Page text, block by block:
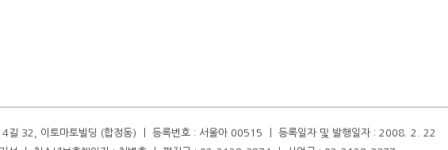
4길 32, 이토마토빌딩 (합정동) ㅣ 등록번호 : 서울아 00515 ㅣ 등록일자 및 발행일자 : 2008. 2. 22